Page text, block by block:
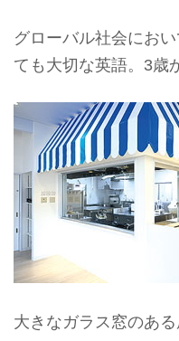
グローバル社会にお
ても大切な英語。3歳
大きなガラス窓のあ